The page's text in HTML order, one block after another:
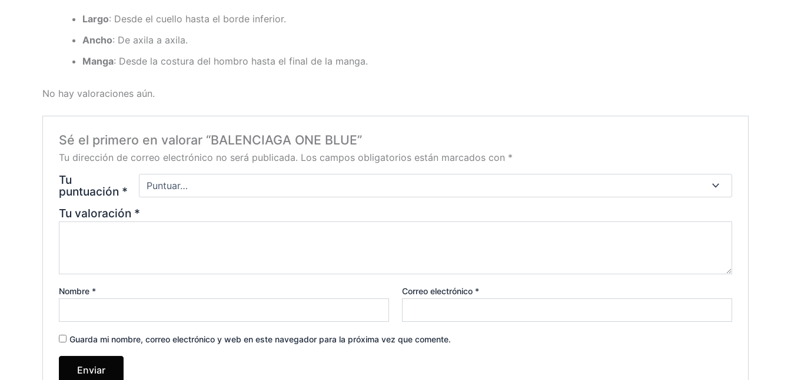
Largo: Desde el cuello hasta el borde inferior.
Ancho: De axila a axila.
Manga: Desde la costura del hombro hasta el final de la manga.
No hay valoraciones aún.
Sé el primero en valorar “BALENCIAGA ONE BLUE”
Tu dirección de correo electrónico no será publicada. Los campos obligatorios están marcados con *
Tu
puntuación *
Tu valoración *
Nombre * Correo electrónico *
Guarda mi nombre, correo electrónico y web en este navegador para la próxima vez que comente.